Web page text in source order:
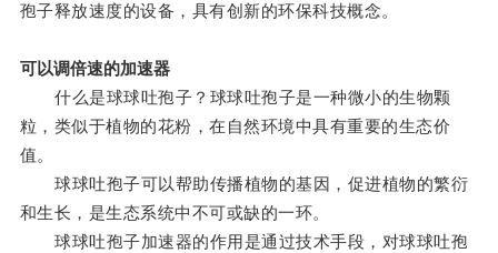
孢子释放速度的设备，具有创新的环保科技概念。
可以调倍速的加速器
什么是球球吐孢子？球球吐孢子是一种微小的生物颗
粒，类似于植物的花粉，在自然环境中具有重要的生态价
值。
球球吐孢子可以帮助传播植物的基因，促进植物的繁衍
和生长，是生态系统中不可或缺的一环。
球球吐孢子加速器的作用是通过技术手段，对球球吐孢